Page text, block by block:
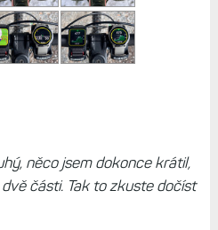
něco jsem dokonce krátil,
části. Tak to zkuste dočíst